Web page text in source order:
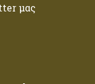
μας